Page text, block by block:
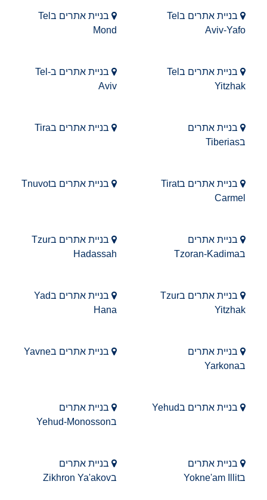
בניית אתרים בTel
Aviv-Yafo
בניית אתרים בTel
Mond
בניית אתרים בTel
Yitzhak
בניית אתרים בTel-
Aviv
בניית אתרים
בTiberias
בניית אתרים בTira
בניית אתרים בTirat
Carmel
בניית אתרים בTnuvot
בניית אתרים
בTzoran-Kadima
בניית אתרים בTzur
Hadassah
בניית אתרים בTzur
Yitzhak
בניית אתרים בYad
Hana
בניית אתרים
בYarkona
בניית אתרים בYavne
בניית אתרים בYehud
בניית אתרים
בYehud-Monosson
בניית אתרים
בYokne'am Illit
בניית אתרים
בZikhron Ya'akov